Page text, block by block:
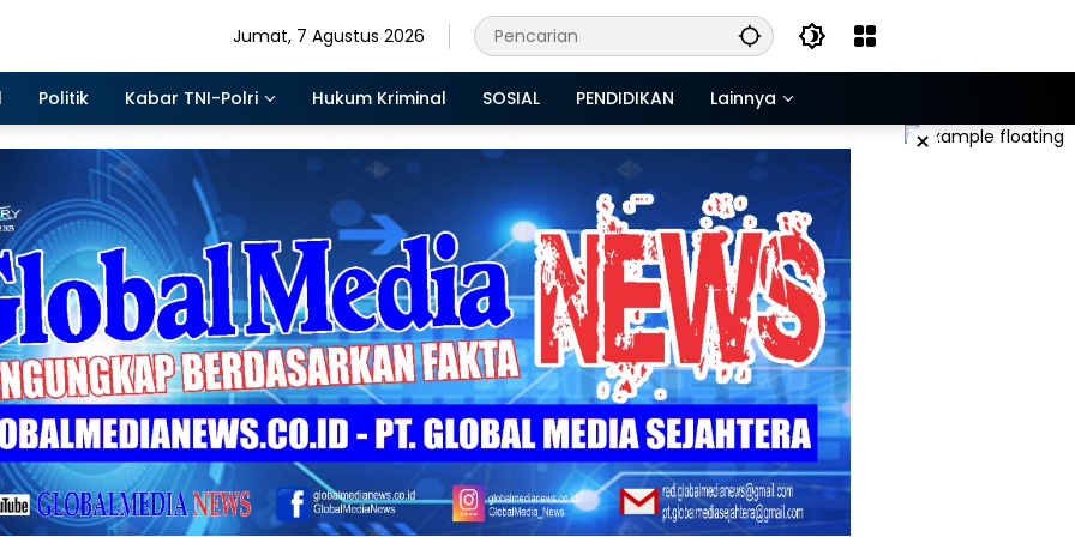
Jumat, 7 Agustus 2026
Politik Kabar TNI-Polri Hukum Kriminal SOSIAL PENDIDIKAN Lainnya
×